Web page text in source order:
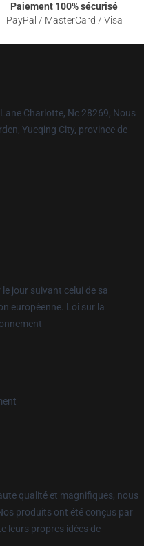
Paiement 100% sécurisé
PayPal / MasterCard / Visa
Charlotte, Nc 28269, Nous
Yueqing City, province de
jour suivant celui de sa
européenne. Loi sur la
qualité et magnifiques, nous
produits ont été conçus par
leurs propres idées de